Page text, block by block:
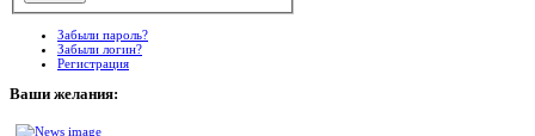
Забыли пароль?
Забыли логин?
Регистрация
Ваши желания: